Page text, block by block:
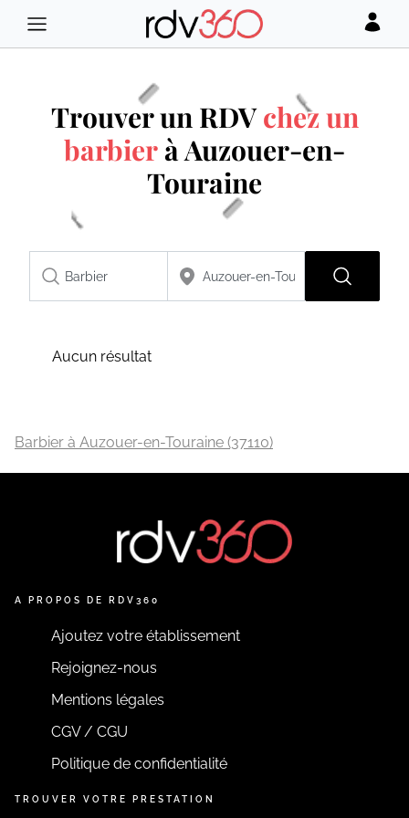
Trouver un RDVchez un
barbierà Auzouer-en-
Touraine
Aucun résultat
Barbier à Auzouer-en-Touraine (37110)
A PROPOS DE RDV360
Ajoutez votre établissement
Rejoignez-nous
Mentions légales
CGV / CGU
Politique de confidentialité
TROUVER VOTRE PRESTATION